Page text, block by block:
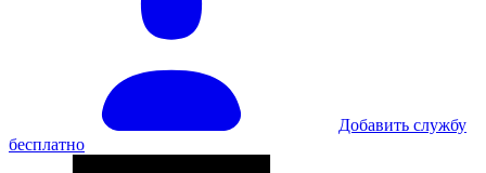
Добавить службу
бесплатно